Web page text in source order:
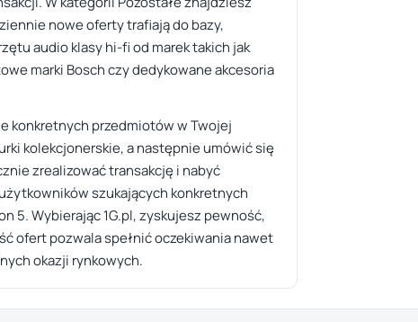
nowe oferty trafiają do bazy,
audio klasy hi-fi od marek takich jak
marki Bosch czy dedykowane akcesoria
konkretnych przedmiotów w Twojej
kolekcjonerskie, a następnie umówić się
zrealizować transakcję i nabyć
szukających konkretnych
5. Wybierając 1G.pl, zyskujesz pewność,
ofert pozwala spełnić oczekiwania nawet
okazji rynkowych.